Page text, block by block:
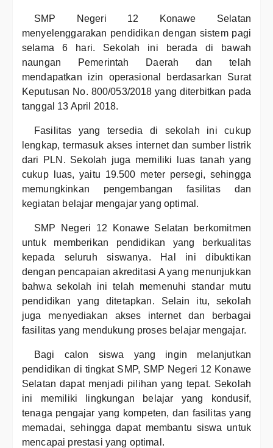
SMP Negeri 12 Konawe Selatan
menyelenggarakan pendidikan dengan sistem pagi
selama 6 hari. Sekolah ini berada di bawah
naungan Pemerintah Daerah dan telah
mendapatkan izin operasional berdasarkan Surat
Keputusan No. 800/053/2018 yang diterbitkan pada
tanggal 13 April 2018.
Fasilitas yang tersedia di sekolah ini cukup
lengkap, termasuk akses internet dan sumber listrik
dari PLN. Sekolah juga memiliki luas tanah yang
cukup luas, yaitu 19.500 meter persegi, sehingga
memungkinkan pengembangan fasilitas dan
kegiatan belajar mengajar yang optimal.
SMP Negeri 12 Konawe Selatan berkomitmen
untuk memberikan pendidikan yang berkualitas
kepada seluruh siswanya. Hal ini dibuktikan
dengan pencapaian akreditasi A yang menunjukkan
bahwa sekolah ini telah memenuhi standar mutu
pendidikan yang ditetapkan. Selain itu, sekolah
juga menyediakan akses internet dan berbagai
fasilitas yang mendukung proses belajar mengajar.
Bagi calon siswa yang ingin melanjutkan
pendidikan di tingkat SMP, SMP Negeri 12 Konawe
Selatan dapat menjadi pilihan yang tepat. Sekolah
ini memiliki lingkungan belajar yang kondusif,
tenaga pengajar yang kompeten, dan fasilitas yang
memadai, sehingga dapat membantu siswa untuk
mencapai prestasi yang optimal.